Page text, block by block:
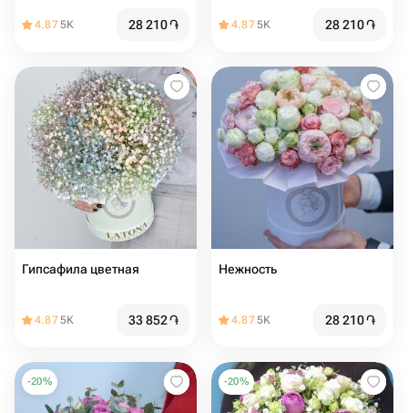
4.875K 28 210֏ 4.875K 28 210֏
Гипсафила цветная
4.875K 33 852֏
Нежность
4.875K 28 210֏
-20% -20%